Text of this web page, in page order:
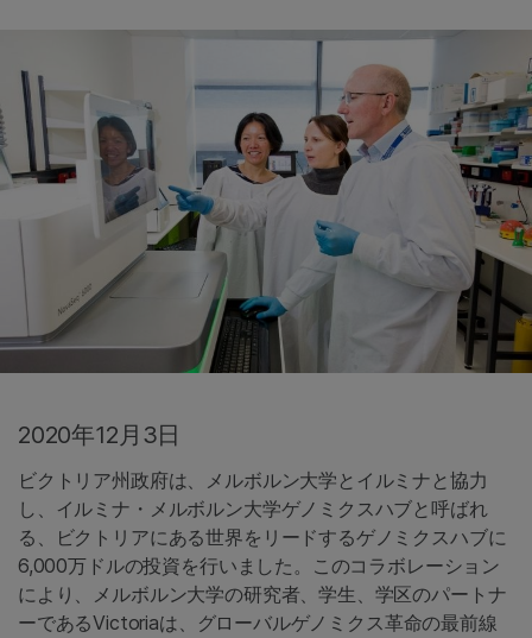
2020年12月3日
ビクトリア州政府は、メルボルン大学とイルミナと協力
し、イルミナ・メルボルン大学ゲノミクスハブと呼ばれ
る、ビクトリアにある世界をリードするゲノミクスハブに
6,000万ドルの投資を行いました。このコラボレーション
により、メルボルン大学の研究者、学生、学区のパートナ
ーであるVictoriaは、グローバルゲノミクス革命の最前線